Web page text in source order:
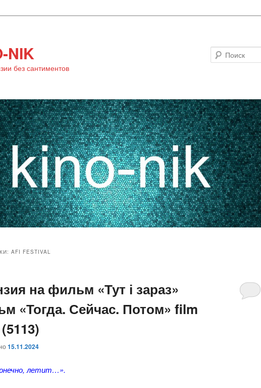
NIK
без сантиментов
AFI FESTIVAL
на фильм «Тут і зараз»
«Тогда. Сейчас. Потом» film
15.11.2024
летит…».